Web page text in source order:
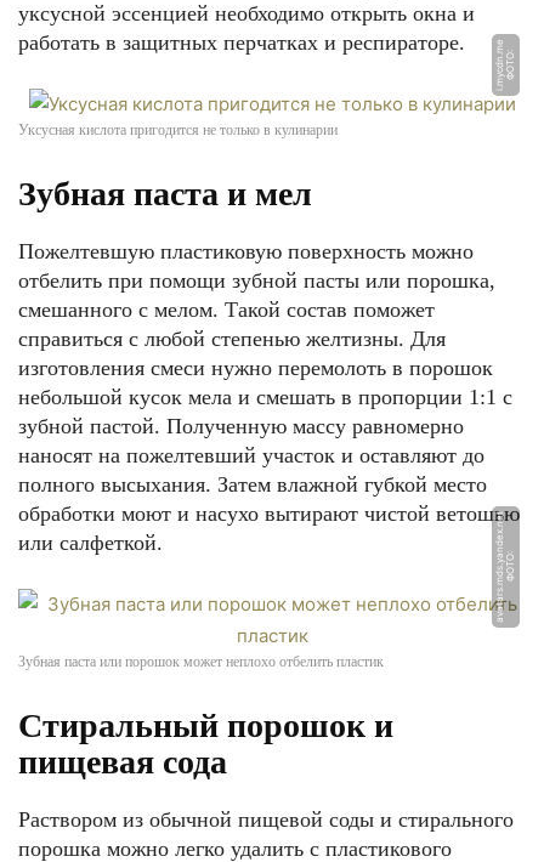
уксусной эссенцией необходимо открыть окна и
работать в защитных перчатках и респираторе.
Ф
О
Т
О:
i.
m
y
c
d
n.
m
e
Уксусная кислота пригодится не только в кулинарии
Зубная паста и мел
Пожелтевшую пластиковую поверхность можно
отбелить при помощи зубной пасты или порошка,
смешанного с мелом. Такой состав поможет
справиться с любой степенью желтизны. Для
изготовления смеси нужно перемолоть в порошок
небольшой кусок мела и смешать в пропорции 1:1 с
зубной пастой. Полученную массу равномерно
наносят на пожелтевший участок и оставляют до
полного высыхания. Затем влажной губкой место
обработки моют и насухо вытирают чистой ветошью
или салфеткой.
Ф
О
Т
О:
a
v
a
t
a
r
s.
m
d
s.
y
a
n
d
e
x.
n
e
t
Зубная паста или порошок может неплохо отбелить пластик
Стиральный порошок и
пищевая сода
Раствором из обычной пищевой соды и стирального
порошка можно легко удалить с пластикового